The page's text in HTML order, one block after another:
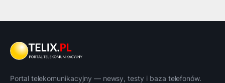
Portal telekomunikacyjny — newsy, testy i baza telefonów.